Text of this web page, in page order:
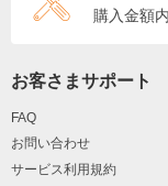
購入金額
お客さまサポート
FAQ
お問い合わせ
サービス利用規約